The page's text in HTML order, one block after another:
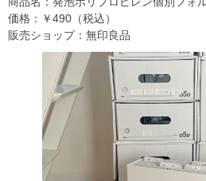
価格：￥490（税込）
販売ショップ：無印良品